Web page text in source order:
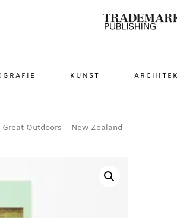
KUNST
Outdoors – New Zealand